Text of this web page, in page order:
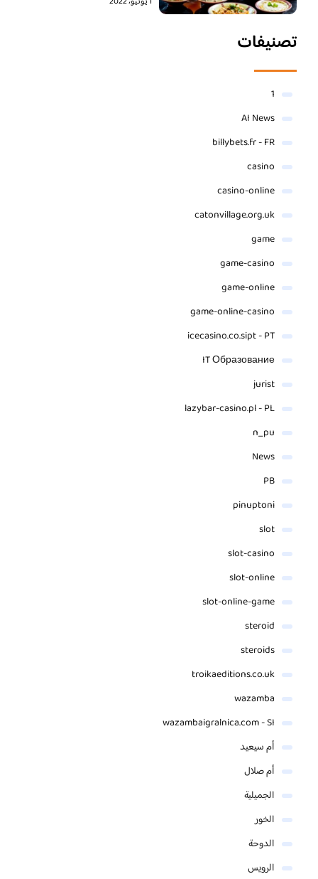
تصنيفات
1
AI News
billybets.fr - FR
casino
casino-online
catonvillage.org.uk
game
game-casino
game-online
game-online-casino
icecasino.co.sipt - PT
IT Образование
jurist
lazybar-casino.pl - PL
n_pu
News
PB
pinuptoni
slot
slot-casino
slot-online
slot-online-game
steroid
steroids
troikaeditions.co.uk
wazamba
wazambaigralnica.com - SI
أم سيعيد
أم صلال
الجميلية
الخور
الدوحة
الرويس